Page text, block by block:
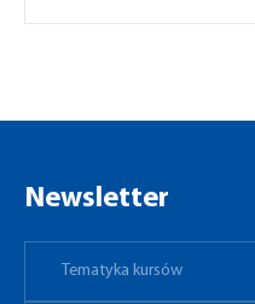
Newsletter
Tematyka kursów